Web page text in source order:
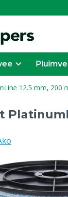
12.5 mm, 200